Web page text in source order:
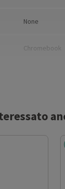
None
Chromebook